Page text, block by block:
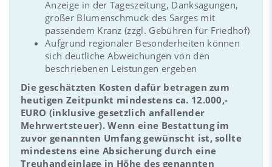
Anzeige in der Tageszeitung, Danksagungen,
großer Blumenschmuck des Sarges mit
passendem Kranz (zzgl. Gebühren für Friedhof)
Aufgrund regionaler Besonderheiten können
sich deutliche Abweichungen von den
beschriebenen Leistungen ergeben
Die geschätzten Kosten dafür betragen zum
heutigen Zeitpunkt mindestens ca. 12.000,-
EURO (inklusive gesetzlich anfallender
Mehrwertsteuer). Wenn eine Bestattung im
zuvor genannten Umfang gewünscht ist, sollte
mindestens eine Absicherung durch eine
Treuhandeinlage in Höhe des genannten